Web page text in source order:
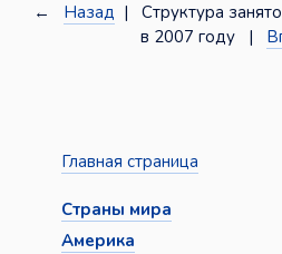
← Назад | Структура
в 2007 году |
Главная страница
Страны мира
Америка